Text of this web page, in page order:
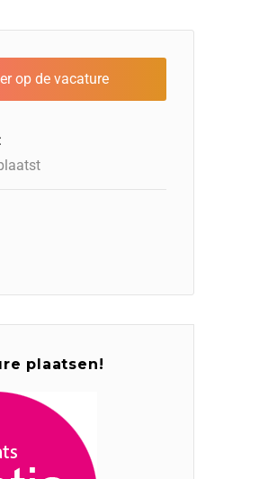
plaatsen!